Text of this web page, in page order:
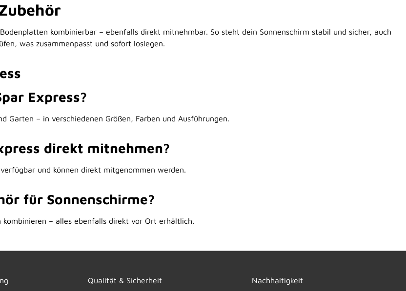
kombinierbar – ebenfalls direkt mitnehmbar. So steht dein Sonnenschirm stabil und sicher, auch
was zusammenpasst und sofort loslegen.
Express?
Garten – in verschiedenen Größen, Farben und Ausführungen.
direkt mitnehmen?
und können direkt mitgenommen werden.
für Sonnenschirme?
– alles ebenfalls direkt vor Ort erhältlich.
Qualität & Sicherheit Nachhaltigkeit